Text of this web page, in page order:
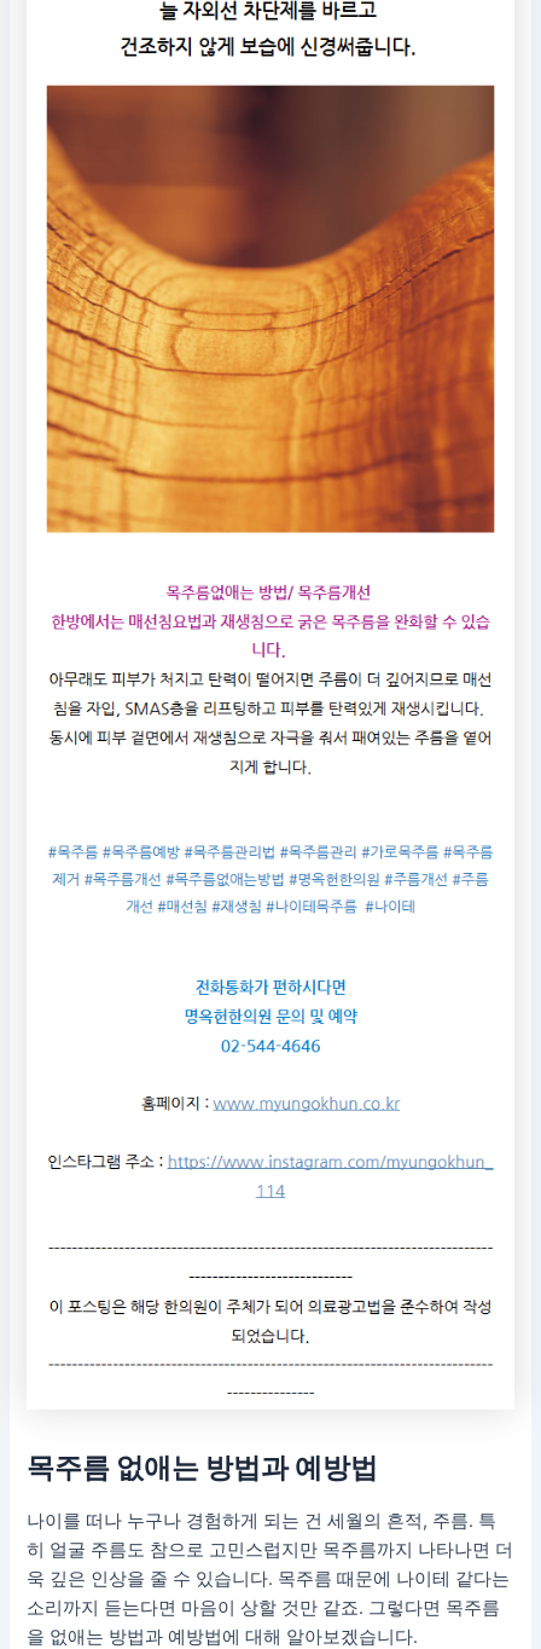
목주름 없애는 방법과 예방법
나이를 떠나 누구나 경험하게 되는 건 세월의 흔적, 주름. 특
히 얼굴 주름도 참으로 고민스럽지만 목주름까지 나타나면 더
욱 깊은 인상을 줄 수 있습니다. 목주름 때문에 나이테 같다는
소리까지 듣는다면 마음이 상할 것만 같죠. 그렇다면 목주름
을 없애는 방법과 예방법에 대해 알아보겠습니다.